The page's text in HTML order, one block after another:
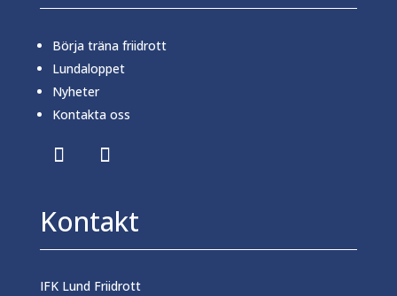
Börja träna friidrott
Lundaloppet
Nyheter
Kontakta oss
Kontakt
IFK Lund Friidrott